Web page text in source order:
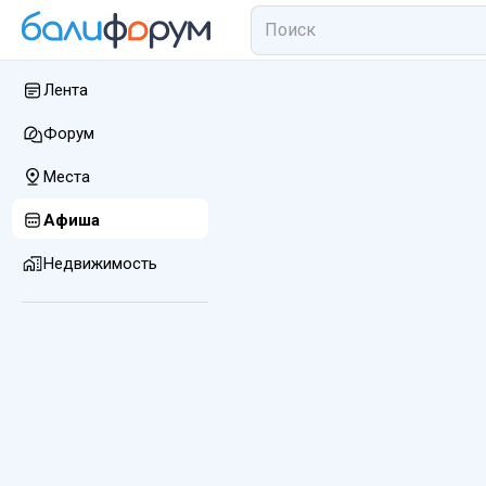
Лента
Форум
Места
Афиша
Недвижимость